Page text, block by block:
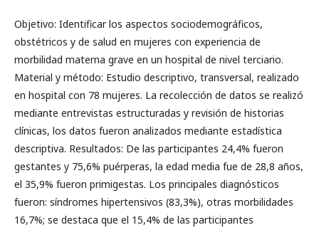
Objetivo: Identificar los aspectos sociodemográficos,
obstétricos y de salud en mujeres con experiencia de
morbilidad materna grave en un hospital de nivel terciario.
Material y método: Estudio descriptivo, transversal, realizado
en hospital con 78 mujeres. La recolección de datos se realizó
mediante entrevistas estructuradas y revisión de historias
clínicas, los datos fueron analizados mediante estadística
descriptiva. Resultados: De las participantes 24,4% fueron
gestantes y 75,6% puérperas, la edad media fue de 28,8 años,
el 35,9% fueron primigestas. Los principales diagnósticos
fueron: síndromes hipertensivos (83,3%), otras morbilidades
16,7%; se destaca que el 15,4% de las participantes